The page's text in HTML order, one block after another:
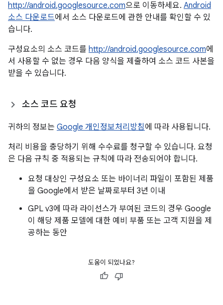
http://android.googlesource.com으로 이동하세요. Android
소스 다운로드에서 소스 다운로드에 관한 안내를 확인할 수 있
습니다.
구성요소의 소스 코드를 http://android.googlesource.com에
서 사용할 수 없는 경우 다음 양식을 제출하여 소스 코드 사본을
받을 수 있습니다.
소스 코드 요청
귀하의 정보는 Google 개인정보처리방침에 따라 사용됩니다.
처리 비용을 충당하기 위해 수수료를 청구할 수 있습니다. 요청
은 다음 규칙 중 적용되는 규칙에 따라 전송되어야 합니다.
요청 대상인 구성요소 또는 바이너리 파일이 포함된 제품
을 Google에서 받은 날짜로부터 3년 이내
GPL v3에 따라 라이선스가 부여된 코드의 경우 Google
이 해당 제품 모델에 대한 예비 부품 또는 고객 지원을 제
공하는 동안
도움이 되었나요?